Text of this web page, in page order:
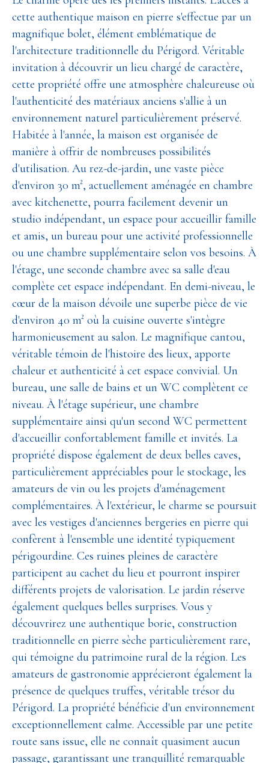
cette authentique maison en pierre s'effectue par un
magnifique bolet, élément emblématique de
l'architecture traditionnelle du Périgord. Véritable
invitation à découvrir un lieu chargé de caractère,
cette propriété offre une atmosphère chaleureuse où
l'authenticité des matériaux anciens s'allie à un
environnement naturel particulièrement préservé.
Habitée à l'année, la maison est organisée de
manière à offrir de nombreuses possibilités
d'utilisation. Au rez-de-jardin, une vaste pièce
d'environ 30 m², actuellement aménagée en chambre
avec kitchenette, pourra facilement devenir un
studio indépendant, un espace pour accueillir famille
et amis, un bureau pour une activité professionnelle
ou une chambre supplémentaire selon vos besoins. À
l'étage, une seconde chambre avec sa salle d'eau
complète cet espace indépendant. En demi-niveau, le
cœur de la maison dévoile une superbe pièce de vie
d'environ 40 m² où la cuisine ouverte s'intègre
harmonieusement au salon. Le magnifique cantou,
véritable témoin de l'histoire des lieux, apporte
chaleur et authenticité à cet espace convivial. Un
bureau, une salle de bains et un WC complètent ce
niveau. À l'étage supérieur, une chambre
supplémentaire ainsi qu'un second WC permettent
d'accueillir confortablement famille et invités. La
propriété dispose également de deux belles caves,
particulièrement appréciables pour le stockage, les
amateurs de vin ou les projets d'aménagement
complémentaires. À l'extérieur, le charme se poursuit
avec les vestiges d'anciennes bergeries en pierre qui
confèrent à l'ensemble une identité typiquement
périgourdine. Ces ruines pleines de caractère
participent au cachet du lieu et pourront inspirer
différents projets de valorisation. Le jardin réserve
également quelques belles surprises. Vous y
découvrirez une authentique borie, construction
traditionnelle en pierre sèche particulièrement rare,
qui témoigne du patrimoine rural de la région. Les
amateurs de gastronomie apprécieront également la
présence de quelques truffes, véritable trésor du
Périgord. La propriété bénéficie d'un environnement
exceptionnellement calme. Accessible par une petite
route sans issue, elle ne connaît quasiment aucun
passage, garantissant une tranquillité remarquable